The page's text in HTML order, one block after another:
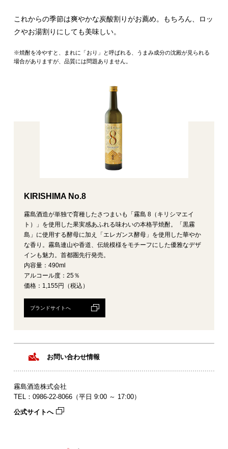
これからの季節は爽やかな炭酸割りがお薦め。もちろん、ロッ
クやお湯割りにしても美味しい。
※焼酎を冷やすと、まれに「おり」と呼ばれる、うまみ成分の沈殿が見られる
場合がありますが、品質には問題ありません。
KIRISHIMA No.8
霧島酒造が単独で育種したさつまいも「霧島 8（キリシマエイ
ト）」を使用した果実感あふれる味わいの本格芋焼酎。「黒霧
島」に使用する酵母に加え「エレガンス酵母」を使用した華やか
な香り。霧島連山や香道、伝統模様をモチーフにした優雅なデザ
インも魅力。首都圏先行発売。
内容量：490ml
アルコール度：25％
価格：1,155円（税込）
ブランドサイトへ
お問い合わせ情報
霧島酒造株式会社
TEL：0986-22-8066（平日 9:00 ～ 17:00）
公式サイトへ